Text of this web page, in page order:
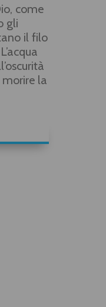
come
gli
il filo
la